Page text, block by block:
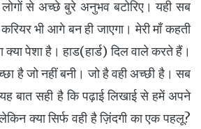
से अच्छे बुरे अनुभव बटोरिए। यही सब
भी आगे बन ही जाएगा। मेरी माँ कहती
क्या पेशा है। हाड(हार्ड) दिल वाले करते हैं।
है जो नहीं बनी। जो है वही अच्छी है। सब
बात सही है कि पढ़ाई लिखाई से हमें अपने
क्या सिर्फ वही है ज़िंदगी का एक पहलू?